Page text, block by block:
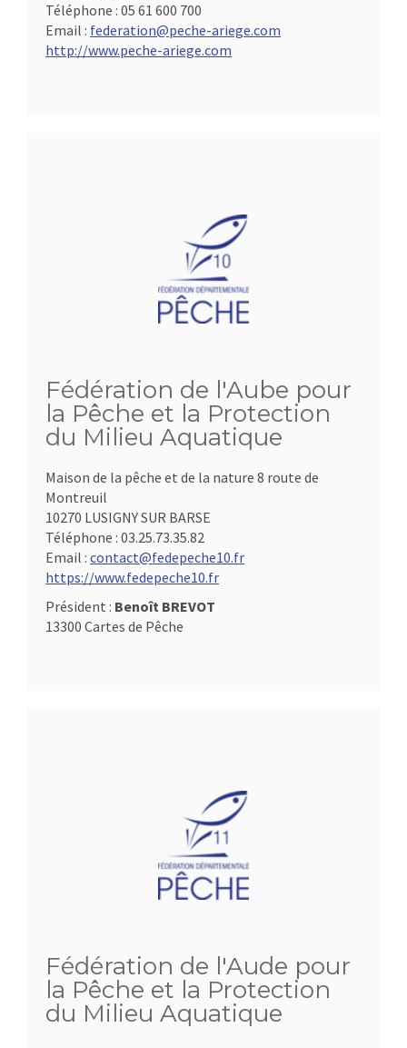
Téléphone : 05 61 600 700
Email : federation@peche-ariege.com
http://www.peche-ariege.com
Fédération de l'Aube pour
la Pêche et la Protection
du Milieu Aquatique
Maison de la pêche et de la nature 8 route de
Montreuil
10270 LUSIGNY SUR BARSE
Téléphone : 03.25.73.35.82
Email : contact@fedepeche10.fr
https://www.fedepeche10.fr
Président : Benoît BREVOT
13300 Cartes de Pêche
Fédération de l'Aude pour
la Pêche et la Protection
du Milieu Aquatique